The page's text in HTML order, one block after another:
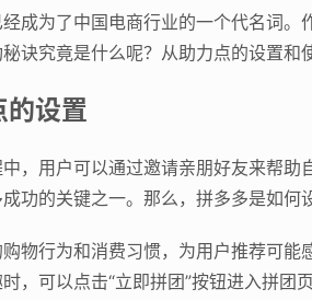
成为了中国电商行业的一个代名词。
诀究竟是什么呢？从助力点的设置和
的设置
，用户可以通过邀请亲朋好友来帮
功的关键之一。那么，拼多多是如何
物行为和消费习惯，为用户推荐可
，可以点击“立即拼团”按钮进入拼